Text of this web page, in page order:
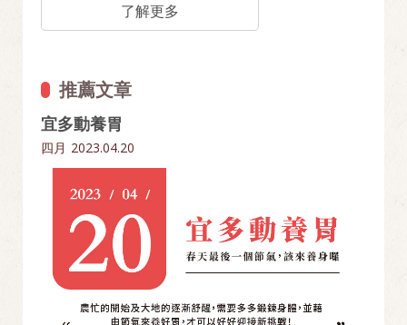
了解更多
推薦文章
宜多動養胃
四月 2023.04.20